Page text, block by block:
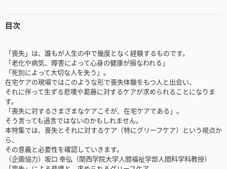
目次
「喪失」は、誰もが人生の中で幾度となく経験するものです。
「老化や病気、障害によって心身の健康が損なわれる」
「死別によって大切な人を失う」。
在宅ケアの現場ではこのような形で喪失体験をもつ人と出会い、
それに伴って生ずる悲嘆や葛藤に対するケアが求められることになりま
す。
「喪失に対するさまざまなケアこそが、在宅ケアである」。
そう言っても過言ではないのかもしれません。
本特集では、喪失とそれに対するケア（特にグリーフケア）という視点か
ら、
その意義と必要性を確認していきます。
（企画協力）坂口 幸弘（関西学院大学人間福祉学部人間科学科教授）